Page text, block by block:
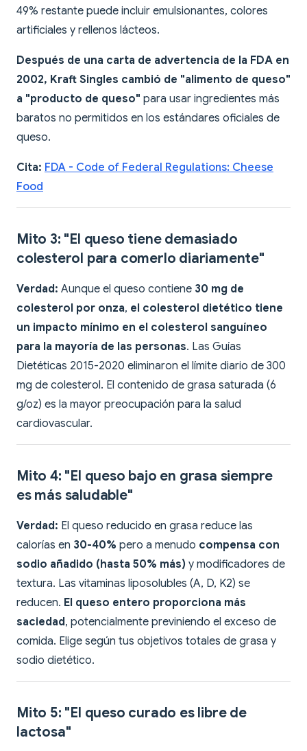
49% restante puede incluir emulsionantes, colores
artificiales y rellenos lácteos.
Después de una carta de advertencia de la FDA en
2002, Kraft Singles cambió de "alimento de queso"
a "producto de queso" para usar ingredientes más
baratos no permitidos en los estándares oficiales de
queso.
Cita: FDA - Code of Federal Regulations: Cheese
Food
Mito 3: "El queso tiene demasiado
colesterol para comerlo diariamente"
Verdad: Aunque el queso contiene 30 mg de
colesterol por onza, el colesterol dietético tiene
un impacto mínimo en el colesterol sanguíneo
para la mayoría de las personas. Las Guías
Dietéticas 2015-2020 eliminaron el límite diario de 300
mg de colesterol. El contenido de grasa saturada (6
g/oz) es la mayor preocupación para la salud
cardiovascular.
Mito 4: "El queso bajo en grasa siempre
es más saludable"
Verdad: El queso reducido en grasa reduce las
calorías en 30-40% pero a menudo compensa con
sodio añadido (hasta 50% más) y modificadores de
textura. Las vitaminas liposolubles (A, D, K2) se
reducen. El queso entero proporciona más
saciedad, potencialmente previniendo el exceso de
comida. Elige según tus objetivos totales de grasa y
sodio dietético.
Mito 5: "El queso curado es libre de
lactosa"